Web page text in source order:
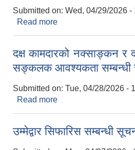
Submitted on: Wed, 04/29/2026 -
Read more
दक्ष कामदारको नक्साङ्कन र
सङ्कलक आवश्यकता सम्बन्धी
Submitted on: Tue, 04/28/2026 -
Read more
उम्मेद्वार सिफारिस सम्बन्धी